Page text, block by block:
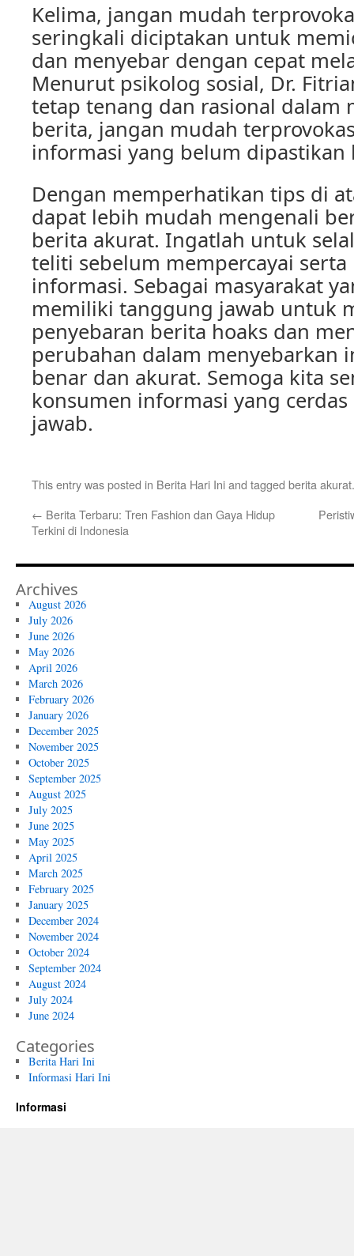
Kelima, jangan mudah
seringkali diciptakan untuk
dan menyebar dengan cepat
Menurut psikolog sosial, Dr.
tetap tenang dan rasional dalam
berita, jangan mudah
informasi yang belum dipastikan
Dengan memperhatikan tips di
dapat lebih mudah mengenali
berita akurat. Ingatlah untuk
teliti sebelum mempercayai
informasi. Sebagai masyarakat
memiliki tanggung jawab untuk
penyebaran berita hoaks dan
perubahan dalam menyebarkan
benar dan akurat. Semoga kita
konsumen informasi yang
jawab.
This entry was posted in Berita Hari Iniand tagged berita akurat
← Berita Terbaru: Tren Fashion dan Gaya Hidup
Terkini di Indonesia
Archives
August 2026
July 2026
June 2026
May 2026
April 2026
March 2026
February 2026
January 2026
December 2025
November 2025
October 2025
September 2025
August 2025
July 2025
June 2025
May 2025
April 2025
March 2025
February 2025
January 2025
December 2024
November 2024
October 2024
September 2024
August 2024
July 2024
June 2024
Categories
Berita Hari Ini
Informasi Hari Ini
Informasi